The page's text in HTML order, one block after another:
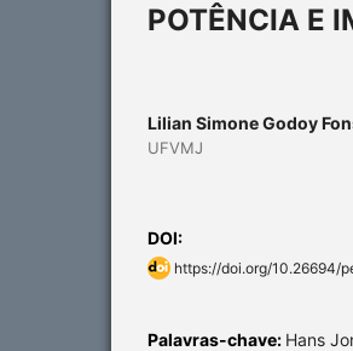
POTÊNCIA E
Lilian Simone Godoy
UFVMJ
DOI:
https://doi.org/10.26694/
Palavras-chave: Hans